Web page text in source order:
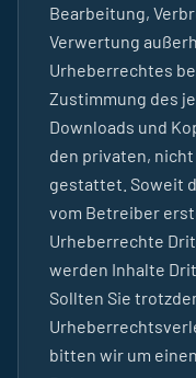
Bearbeitung,
Verwertung
Urheberrechtes
Zustimmung des
Downloads und
den privaten,
gestattet. Soweit
vom Betreiber
Urheberrechte
werden Inhalte
Sollten Sie
bitten wir um